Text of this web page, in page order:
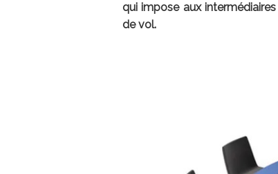
qui impose aux
de vol.